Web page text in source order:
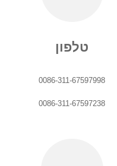
טלפון
0086-311-67597998
0086-311-67597238